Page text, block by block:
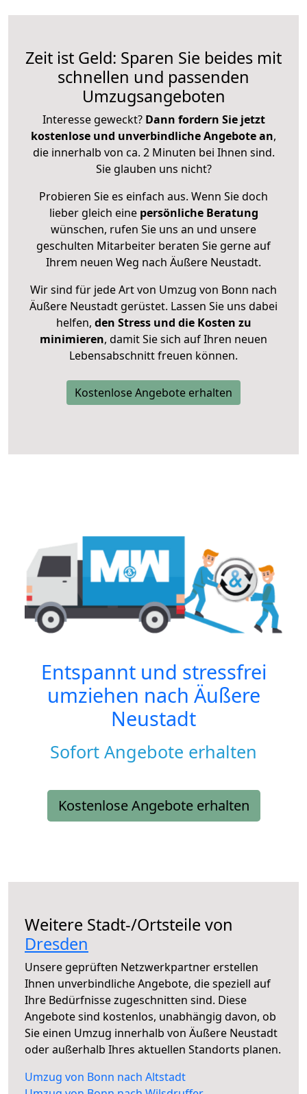
Zeit ist Geld: Sparen Sie beides mit
schnellen und passenden
Umzugsangeboten
Interesse geweckt? Dann fordern Sie jetzt
kostenlose und unverbindliche Angebote an,
die innerhalb von ca. 2 Minuten bei Ihnen sind.
Sie glauben uns nicht?
Probieren Sie es einfach aus. Wenn Sie doch
lieber gleich eine persönliche Beratung
wünschen, rufen Sie uns an und unsere
geschulten Mitarbeiter beraten Sie gerne auf
Ihrem neuen Weg nach Äußere Neustadt.
Wir sind für jede Art von Umzug von Bonn nach
Äußere Neustadt gerüstet. Lassen Sie uns dabei
helfen, den Stress und die Kosten zu
minimieren, damit Sie sich auf Ihren neuen
Lebensabschnitt freuen können.
Kostenlose Angebote erhalten
Entspannt und stressfrei
umziehen nach Äußere
Neustadt
Sofort Angebote erhalten
Kostenlose Angebote erhalten
Weitere Stadt-/Ortsteile von
Dresden
Unsere geprüften Netzwerkpartner erstellen
Ihnen unverbindliche Angebote, die speziell auf
Ihre Bedürfnisse zugeschnitten sind. Diese
Angebote sind kostenlos, unabhängig davon, ob
Sie einen Umzug innerhalb von Äußere Neustadt
oder außerhalb Ihres aktuellen Standorts planen.
Umzug von Bonn nach Altstadt